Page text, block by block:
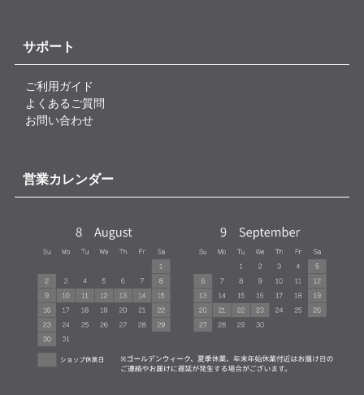
サポート
ご利用ガイド
よくあるご質問
お問い合わせ
営業カレンダー